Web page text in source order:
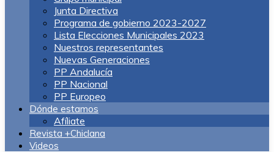
Junta Directiva
Programa de gobierno 2023-2027
Lista Elecciones Municipales 2023
Nuestros representantes
Nuevas Generaciones
PP Andalucía
PP Nacional
PP Europeo
Dónde estamos
Afíliate
Revista +Chiclana
Videos